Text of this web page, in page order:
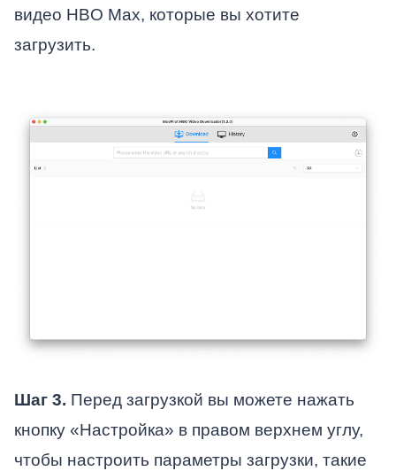
видео HBO Max, которые вы хотите
загрузить.
Шаг 3. Перед загрузкой вы можете нажать
кнопку «Настройка» в правом верхнем углу,
чтобы настроить параметры загрузки, такие